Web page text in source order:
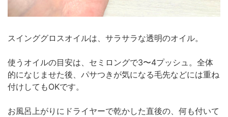
スインググロスオイルは、サラサラな透明のオイル。
使うオイルの目安は、セミロングで3〜4プッシュ。全体
的になじませた後、パサつきが気になる毛先などには重ね
付けしてもOKです。
お風呂上がりにドライヤーで乾かした直後の、何も付いて